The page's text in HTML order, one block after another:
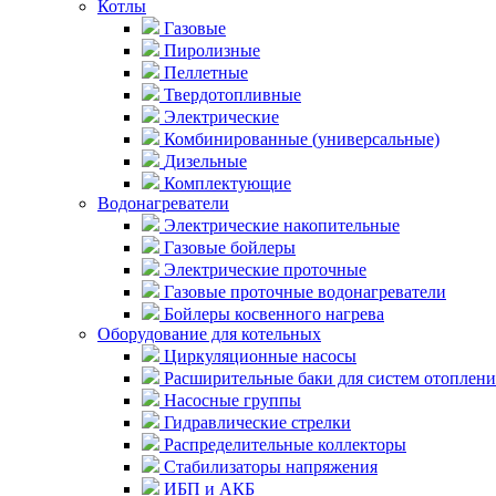
Котлы
Газовые
Пиролизные
Пеллетные
Твердотопливные
Электрические
Комбинированные (универсальные)
Дизельные
Комплектующие
Водонагреватели
Электрические накопительные
Газовые бойлеры
Электрические проточные
Газовые проточные водонагреватели
Бойлеры косвенного нагрева
Оборудование для котельных
Циркуляционные насосы
Расширительные баки для систем
Насосные группы
Гидравлические стрелки
Распределительные коллекторы
Стабилизаторы напряжения
ИБП и АКБ